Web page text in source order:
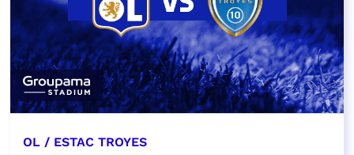
OL / ESTAC TROYES